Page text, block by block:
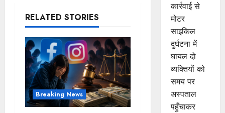
v
i
g
a
t
RELATED STORIES
Breaking News
कार्रवाई से
मोटर
साइकिल
दुर्घटना में
घायल दो
व्यक्तियों को
समय पर
अस्पताल
पहुँचाकर